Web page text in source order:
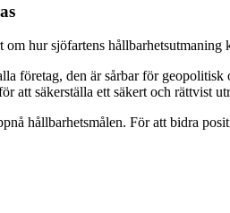
om hur sjöfartens hållbarhetsutmaning
företag, den är sårbar för
att säkerställa ett säkert och rättvist
hållbarhetsmålen. För att bidra